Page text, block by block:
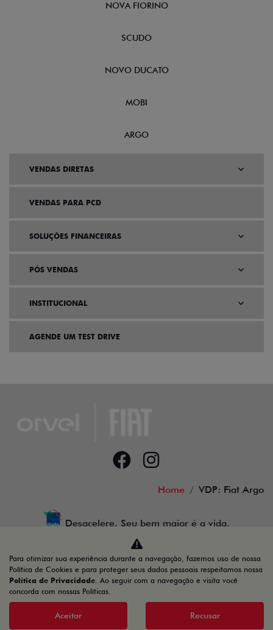
NOVA FIORINO
SCUDO
NOVO DUCATO
MOBI
ARGO
VENDAS DIRETAS
VENDAS PARA PCD
SOLUÇÕES FINANCEIRAS
PÓS VENDAS
INSTITUCIONAL
AGENDE UM TEST DRIVE
Home VDP: Fiat Argo
Desacelere. Seu bem maior é a vida.
12.655.933/0001-04
Desenvolvido pela DEALERSPACE ® Direitos Reservados.
Para otimizar sua experiência durante a navegação, fazemos uso de nossa
Política de Cookies e para proteger seus dados pessoais respeitamos nossa
Política de Privacidade. Ao seguir com a navegação e visita você
concorda com nossas Políticas.
Aceitar Recusar